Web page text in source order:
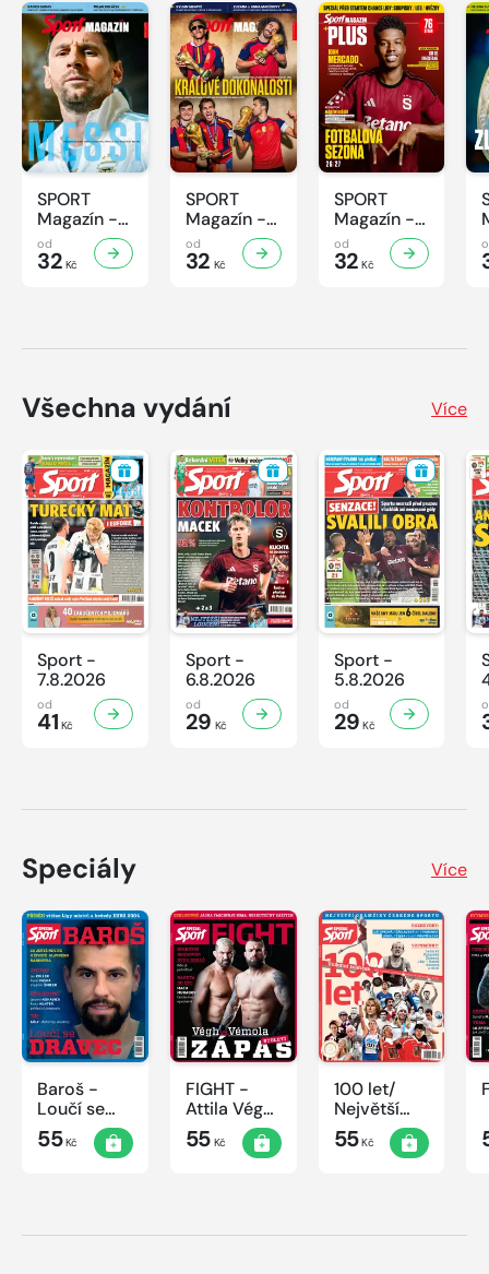
SPORT
Magazín -
32/2026
od
32 Kč
SPORT
Magazín -
31/2026
od
32 Kč
SPORT
Magazín -
30/2026
od
32 Kč
Všechna vydání Více
Sport -
7.8.2026
od
41 Kč
Sport -
6.8.2026
od
29 Kč
Sport -
5.8.2026
od
29 Kč
Speciály Více
Baroš -
Loučí se
dravec
55Kč
FIGHT -
Attila Végh
vs. Karlos
Vémola
55Kč
100 let/
Největší
okamžiky
českého
55Kč